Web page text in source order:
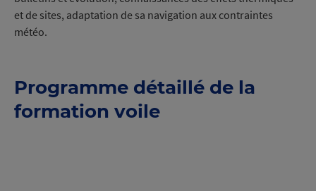
et de sites, adaptation de sa navigation aux contraintes
météo.
Programme détaillé de la
formation voile